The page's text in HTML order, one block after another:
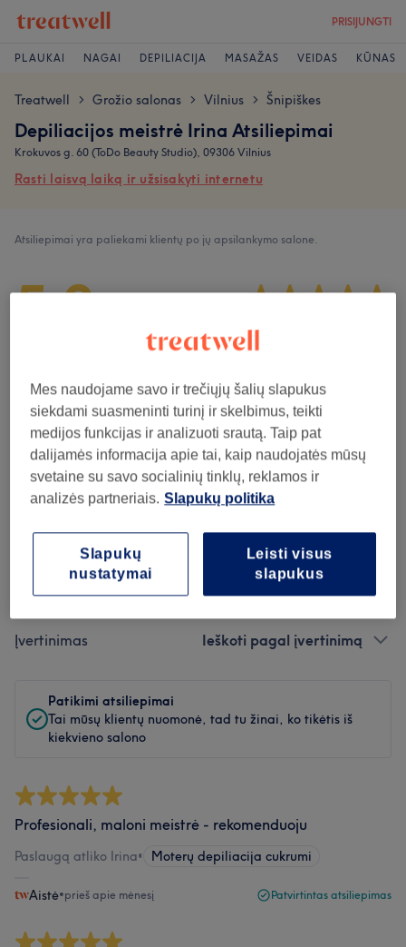
PRISIJUNGTI
PLAUKAI NAGAI DEPILIACIJA MASAŽAS VEIDAS KŪNAS
Treatwell > Grožio salonas > Vilnius > Šnipiškes
Depiliacijos meistrė Irina Atsiliepimai
Krokuvos g. 60 (ToDo Beauty Studio), 09306 Vilnius
Rasti laisvą laiką ir užsisakyti internetu
Atsiliepimai yra paliekami klientų po jų apsilankymo salone.
5,0
Švara
Personalas
Atsiliepimų filtras
Paslauga Visos paslaugos
Įvertinimas Ieškoti pagal įvertinimą
Patikimi atsiliepimai
Tai mūsų klientų nuomonė, tad tu žinai, ko tikėtis iš
kiekvieno salono
Profesionali, maloni meistrė - rekomenduoju
Paslaugą atliko Irina• Moterų depiliacija cukrumi
Aistė•prieš apie mėnesį Patvirtintas atsiliepimas
Mes naudojame savo ir trečiųjų šalių slapukus
siekdami suasmeninti turinį ir skelbimus, teikti
medijos funkcijas ir analizuoti srautą. Taip pat
dalijamės informacija apie tai, kaip naudojatės mūsų
svetaine su savo socialinių tinklų, reklamos ir
analizės partneriais. Slapukų politika
Leisti visus
slapukus
Slapukų
nustatymai